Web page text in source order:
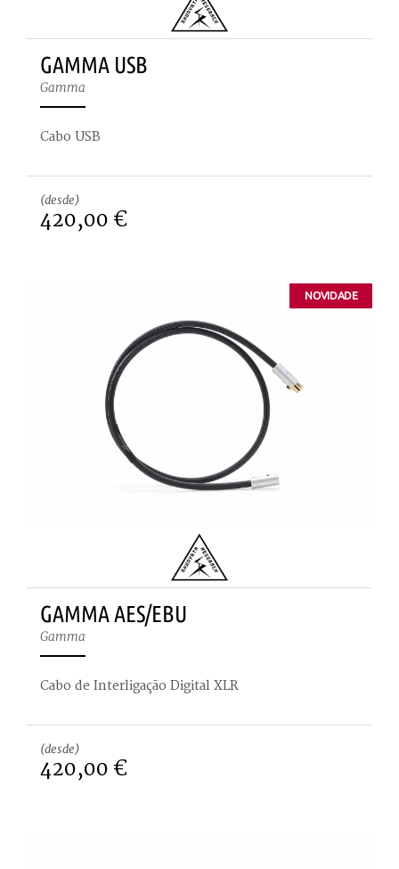
GAMMA USB
Gamma
Cabo USB
(desde)
420,00 €
NOVIDADE
GAMMA AES/EBU
Gamma
Cabo de Interligação Digital XLR
(desde)
420,00 €